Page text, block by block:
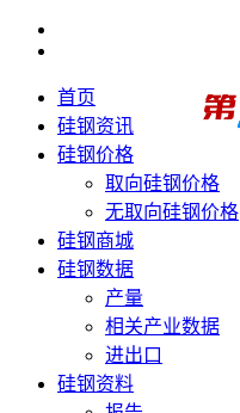
首页
硅钢资讯
硅钢价格
取向硅钢价格
无取向硅钢价格
硅钢商城
硅钢数据
产量
相关产业数据
进出口
硅钢资料